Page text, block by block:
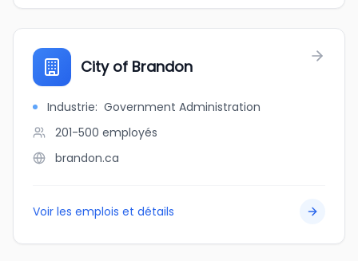
City of Brandon
Industrie: Government Administration
201-500 employés
brandon.ca
Voir les emplois et détails